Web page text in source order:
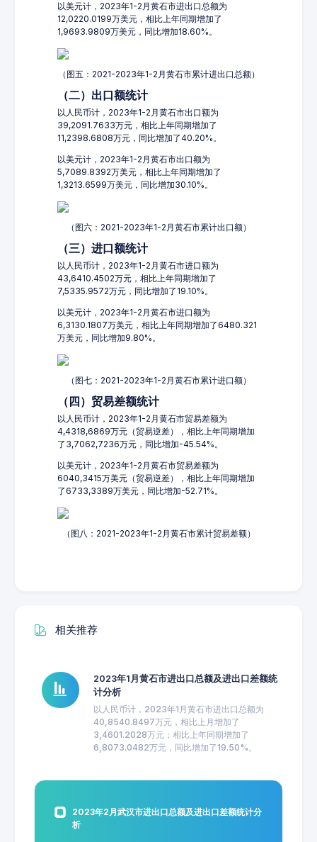
以美元计，2023年1-2月黄石市进出口总额为
12,0220.0199万美元，相比上年同期增加了
1,9693.9809万美元，同比增加18.60%。
（图五：2021-2023年1-2月黄石市累计进出口总额）
（二）出口额统计
以人民币计，2023年1-2月黄石市出口额为
39,2091.7633万元，相比上年同期增加了
11,2398.6808万元，同比增加了40.20%。
以美元计，2023年1-2月黄石市出口额为
5,7089.8392万美元，相比上年同期增加了
1,3213.6599万美元，同比增加30.10%。
（图六：2021-2023年1-2月黄石市累计出口额）
（三）进口额统计
以人民币计，2023年1-2月黄石市进口额为
43,6410.4502万元，相比上年同期增加了
7,5335.9572万元，同比增加了19.10%。
以美元计，2023年1-2月黄石市进口额为
6,3130.1807万美元，相比上年同期增加了6480.321
万美元，同比增加9.80%。
（图七：2021-2023年1-2月黄石市累计进口额）
（四）贸易差额统计
以人民币计，2023年1-2月黄石市贸易差额为
4,4318,6869万元（贸易逆差），相比上年同期增加
了3,7062,7236万元，同比增加-45.54%。
以美元计，2023年1-2月黄石市贸易差额为
6040,3415万美元（贸易逆差），相比上年同期增加
了6733,3389万美元，同比增加-52.71%。
（图八：2021-2023年1-2月黄石市累计贸易差额）
相关推荐
2023年1月黄石市进出口总额及进出口差额统
计分析
以人民币计，2023年1月黄石市进出口总额为
40,8540.8497万元，相比上月增加了
3,4601.2028万元；相比上年同期增加了
6,8073.0482万元，同比增加了19.50%。
2023年2月武汉市进出口总额及进出口差额统计分
析